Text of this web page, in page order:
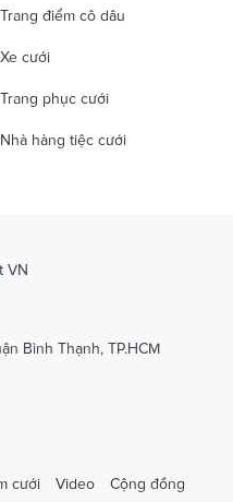
Trang điểm cô dâu
Xe cưới
Trang phục cưới
Nhà hàng tiệc cưới
VN
Bình Thạnh, TP.HCM
cưới Video Cộng đồng